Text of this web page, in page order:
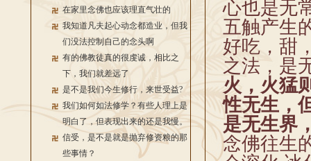
在家里念佛也应该理直气壮的
我知道凡夫起心动念都造业，但我
们没法控制自己的念头啊
有的佛教徒真的很虔诚，相比之
下，我们就差远了
是不是我们今生修行，来世受益?
我们如何如法修学？有些人理上是
明白了，但表现出来的还是我慢。
信受，是不是就是抛弃修资粮的那
些事情？
心也是无
五触产生
好吃，甜
之法，是
火，火猛
性无生，
是无生界
念佛往生